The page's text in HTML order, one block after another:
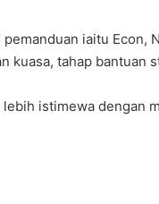
iaitu Econ,
kuasa, tahap
istimewa dengan